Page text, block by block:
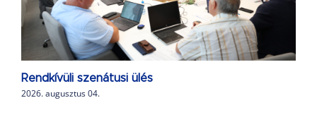
Rendkívüli szenátusi ülés
2026. augusztus 04.